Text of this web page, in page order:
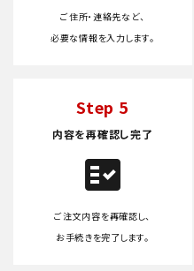
ご住所・連絡先など、
必要な情報を入力します。
Step 5
内容を再確認し完了
fact_check
ご注文内容を再確認し、
お手続きを完了します。